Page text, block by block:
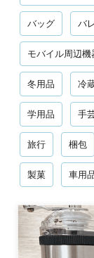
バッグ バ
モバイル周辺機
冬用品 冷
学用品 手
旅行 梱包
製菓 車用